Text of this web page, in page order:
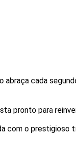
cada
pronto para
com o prestigioso